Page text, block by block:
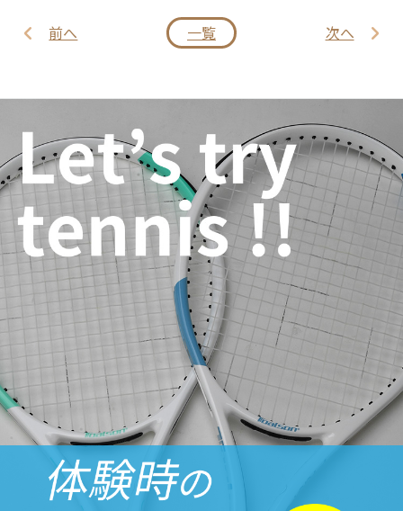
前へ 一覧 次へ